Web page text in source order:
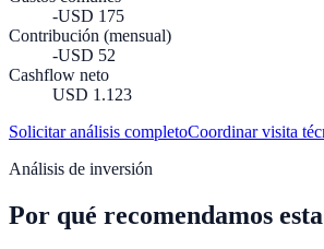
-USD 175
Contribución (mensual)
-USD 52
Cashflow neto
USD 1.123
Solicitar análisis completoCoordinar visita
Análisis de inversión
Por qué recomendamos